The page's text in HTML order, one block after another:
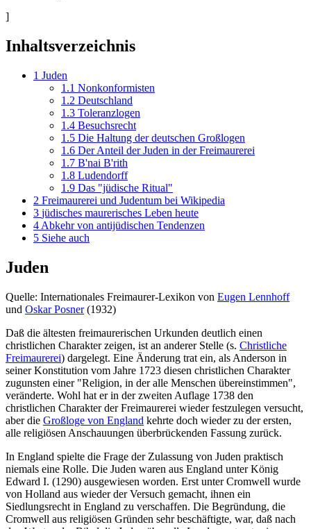
]
Inhaltsverzeichnis
1 Juden
1.1 Nonkonformisten
1.2 Deutschland
1.3 Toleranzlogen
1.4 Besuchsrecht
1.5 Die Haltung der deutschen Großlogen
1.6 Der Anteil der Juden in der Freimaurerei
1.7 B'nai B'rith
1.8 Ludendorff
1.9 Das "jüdische Ritual"
2 Freimaurerei und Judentum bei Wikipedia
3 jüdisches maurerisches Leben heute
4 Abkehr von antijüdischen Tendenzen
5 Siehe auch
Juden
Quelle: Internationales Freimaurer-Lexikon von Eugen Lennhoff
und Oskar Posner(1932)
Daß die ältesten freimaurerischen Urkunden deutlich einen
christlichen Charakter zeigen, ist an anderer Stelle (s. Christliche
Freimaurerei) dargelegt. Eine Änderung trat ein, als Anderson in
seiner Konstitution vom Jahre 1723 diesen christlichen Charakter
zugunsten einer "Religion, in der alle Menschen übereinstimmen",
veränderte. Wohl hat er in der zweiten Auflage 1738 den
christlichen Charakter der Freimaurerei wieder festzulegen versucht,
aber die Großloge von England kehrte doch wieder zu der ersten,
alle religiösen Anschauungen überbrückenden Fassung zurück.
In England spielte die Frage der Zulassung von Juden praktisch
niemals eine Rolle. Die Juden waren aus England unter König
Edward I. (1290) ausgewiesen worden. Erst unter Cromwell wurde
von Holland aus wieder der Versuch gemacht, ihnen ein
Siedlungsrecht in England zu verschaffen. Die Begründung, die
Cromwell aus religiösen Gründen sehr beschäftigte, war, daß nach